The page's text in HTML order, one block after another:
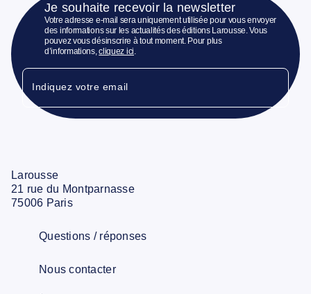
Je souhaite recevoir la newsletter
Votre adresse e-mail sera uniquement utilisée pour vous envoyer
des informations sur les actualités des éditions Larousse. Vous
pouvez vous désinscrire à tout moment. Pour plus
d’informations,cliquez ici.
Indiquez votre email
Larousse
21 rue du Montparnasse
75006 Paris
Questions / réponses
Nous contacter